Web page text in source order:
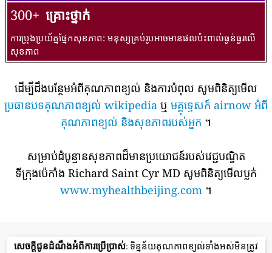
300+ គ្រោះថ្នាក់
ការប្រុងប្រយ័ត្នផ្នែកសុខភាព: មនុស្សគ្រប់រូបអាចមានផលប៉ះពាល់ធ្ងន់ធ្ងរលើ
សុខភាព
ដើម្បីដឹងបន្ថែមអំពីគុណភាពខ្យល់ និងការបំពុល សូមពិនិត្យមើល
ប្រធានបទគុណភាពខ្យល់ wikipedia ឬ មគ្គុទ្ទេសក៍ airnow អំពី
គុណភាពខ្យល់ និងសុខភាពរបស់អ្នក ។
សម្រាប់ដំបូន្មានសុខភាពដ៏មានប្រយោជន៍របស់វេជ្ជបណ្ឌិត
ទីក្រុងប៉េកាំង Richard Saint Cyr MD សូមពិនិត្យមើលប្លក់
www.myhealthbeijing.com ។
សេចក្តីជូនដំណឹងអំពីការប្រើប្រាស់: ទិន្នន័យគុណភាពខ្យល់ទាំងអស់មិនត្រូវ